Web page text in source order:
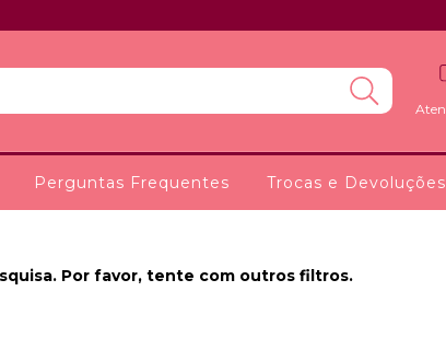
Perguntas Frequentes Trocas e Devoluções
Por favor, tente com outros filtros.